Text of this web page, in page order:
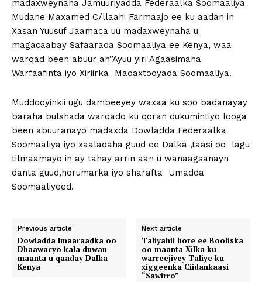
madaxweynaha Jamuuriyadda Federaalka Soomaaliya
Mudane Maxamed C/llaahi Farmaajo ee ku aadan in
Xasan Yuusuf Jaamaca uu madaxweynaha u
magacaabay Safaarada Soomaaliya ee Kenya, waa
warqad been abuur ah”Ayuu yiri Agaasimaha
Warfaafinta iyo Xiriirka Madaxtooyada Soomaaliya.
Muddooyinkii ugu dambeeyey waxaa ku soo badanayay
baraha bulshada warqado ku qoran dukumintiyo looga
been abuuranayo madaxda Dowladda Federaalka
Soomaaliya iyo xaaladaha guud ee Dalka ,taasi oo lagu
tilmaamayo in ay tahay arrin aan u wanaagsanayn
danta guud,horumarka iyo sharafta Umadda
Soomaaliyeed.
Previous article
Dowladda Imaaraadka oo
Dhaawacyo kala duwan
maanta u qaaday Dalka
Kenya
Next article
Taliyahii hore ee Booliska
oo maanta Xilka ku
warreejiyey Taliye ku
xiggeenka Ciidankaasi
“Sawirro”